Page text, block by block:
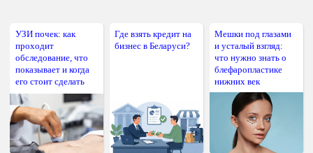
УЗИ почек: как
проходит
обследование, что
показывает и когда
его стоит сделать
Где взять кредит на
бизнес в Беларуси?
Мешки под глазами
и усталый взгляд:
что нужно знать о
блефаропластике
нижних век